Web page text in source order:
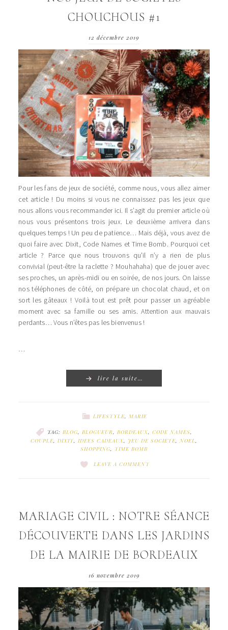
CHOUCHOUS #1
12 décembre 2019
Pour les fans de jeux de société, comme nous, vous allez aimer
cet article ! Du moins si vous ne connaissez pas les jeux que
nous allons vous recommander ici. Il s’agit du premier article où
nous vous présentons trois jeux. Le deuxième arrivera dans
quelques temps ! Un peu de patience… Mais déjà, vous avez de
quoi faire avec Dixit, Code Names et Time Bomb. Pourquoi cet
article ? Parce que nous trouvons qu’il n’y a rien de plus
convivial (peut-être la raclette ? Mouhahaha) que de jouer avec
ses proches, un après-midi ou en soirée, de nos jours. On laisse
nos téléphones de côté, on prépare un chocolat chaud, et on
sort les gâteaux ! Voilà tout est prêt pour passer un agréable
moment avec sa famille ou ses amis. Attention aux mauvais
perdants… Vous n’êtes pas les bienvenus !
…
lire la suite…
LIFESTYLE, MARIE
TAG: BLOG, BLOGUEUR, BORDEAUX, CODE NAMES,
COUPLE, DIXIT, IDEES CADEAUX, JEU DE SOCIETE,NOEL,
SHOPPING, TIME BOMB
LEAVE A COMMENT
MARIAGE CIVIL : NOTRE SÉANCE
DÉCOUVERTE DANS LES JARDINS
DE LA MAIRIE DE BORDEAUX
16 novembre 2019